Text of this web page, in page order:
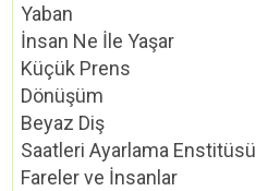
Yaban
İnsan Ne İle Yaşar
Küçük Prens
Dönüşüm
Beyaz Diş
Saatleri Ayarlama Enstitüsü
Fareler ve İnsanlar